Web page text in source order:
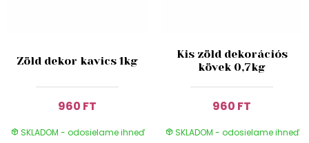
Zöld dekor kavics 1kg
960 FT
SKLADOM - odosielame ihneď
Kis zöld dekorációs
kövek 0,7kg
960 FT
SKLADOM - odosielame ihneď